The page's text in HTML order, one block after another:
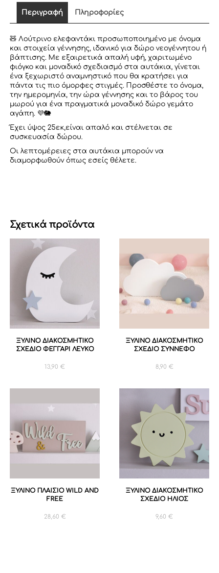
Περιγραφή Πληροφορίες
🧸 Λούτρινο ελεφαντάκι προσωποποιημένο με όνομα
και στοιχεία γέννησης, ιδανικό για δώρο νεογέννητου ή
βάπτισης. Με εξαιρετικά απαλή υφή, χαριτωμένο
φιόγκο και μοναδικό σχεδιασμό στα αυτάκια, γίνεται
ένα ξεχωριστό αναμνηστικό που θα κρατήσει για
πάντα τις πιο όμορφες στιγμές. Προσθέστε το όνομα,
την ημερομηνία, την ώρα γέννησης και το βάρος του
μωρού για ένα πραγματικά μοναδικό δώρο γεμάτο
αγάπη. 💜🐘
Έχει ύψος 25εκ,είναι απαλό και στέλνεται σε
συσκευασία δώρου.
Οι λεπτομέρειες στα αυτάκια μπορούν να
διαμορφωθούν όπως εσείς θέλετε.
Σχετικά προϊόντα
ΞΥΛΙΝΟ ΔΙΑΚΟΣΜΗΤΙΚΟ
ΣΧΕΔΙΟ ΦΕΓΓΑΡΙ ΛΕΥΚΟ
13,90 €
ΞΥΛΙΝΟ ΔΙΑΚΟΣΜΗΤΙΚΟ
ΣΧΕΔΙΟ ΣΥΝΝΕΦΟ
8,90 €
ΞΥΛΙΝΟ ΠΛΑΙΣΙΟ WILD AND
FREE
28,60 €
ΞΥΛΙΝΟ ΔΙΑΚΟΣΜΗΤΙΚΟ
ΣΧΕΔΙΟ ΗΛΙΟΣ
9,60 €